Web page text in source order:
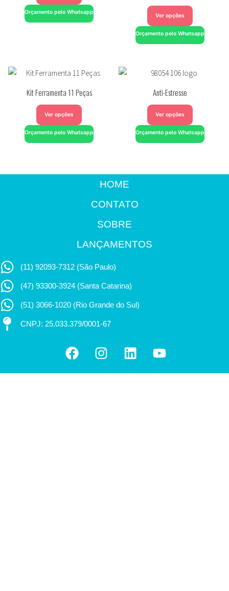
Orçamento pelo Whatsapp
Ver opções
Orçamento pelo Whatsapp
Kit Ferramenta 11 Peças
Ver opções
Orçamento pelo Whatsapp
Anti-Estresse
Ver opções
Orçamento pelo Whatsapp
HOME
CONTATO
SOBRE
LANÇAMENTOS
(11) 92093-7312 (São Paulo)
(47) 93300-3924 (Santa Catarina)
(51) 3066-1020 (Rio Grande do Sul)
CNPJ: 25.033.379/0001-67